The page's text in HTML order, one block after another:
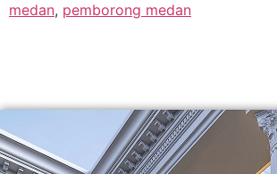
medan, pemborong medan